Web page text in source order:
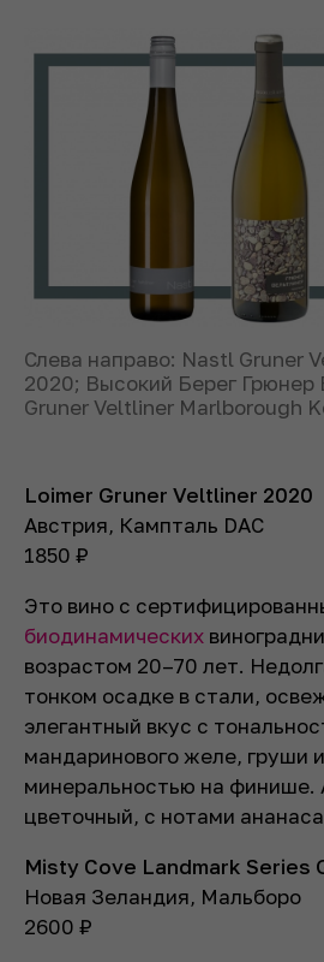
Слева направо: Nastl Gruner
2020; Высокий Берег Грюнер
Gruner Veltliner Marlborough
Loimer Gruner Veltliner 2020
Австрия, Кампталь DAC
1850 ₽
Это вино с
биодинамических
возрастом 20–70 лет.
тонком осадке в стали,
элегантный вкус с
мандаринового желе, груши
минеральностью на финише.
цветочный, с нотами
Misty Cove Landmark Series
Новая Зеландия, Мальборо
2600 ₽